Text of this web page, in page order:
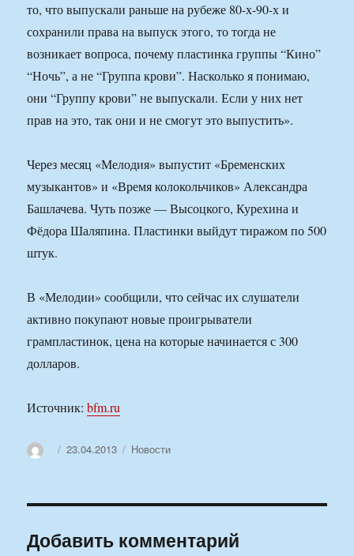
то, что выпускали раньше на рубеже 80-х-90-х и
сохранили права на выпуск этого, то тогда не
возникает вопроса, почему пластинка группы “Кино”
“Ночь”, а не “Группа крови”. Насколько я понимаю,
они “Группу крови” не выпускали. Если у них нет
прав на это, так они и не смогут это выпустить».
Через месяц «Мелодия» выпустит «Бременских
музыкантов» и «Время колокольчиков» Александра
Башлачева. Чуть позже — Высоцкого, Курехина и
Фёдора Шаляпина. Пластинки выйдут тиражом по 500
штук.
В «Мелодии» сообщили, что сейчас их слушатели
активно покупают новые проигрыватели
грампластинок, цена на которые начинается с 300
долларов.
Источник:bfm.ru
АвторОпубликовано
23.04.2013 Рубрики
Новости
Добавить комментарий